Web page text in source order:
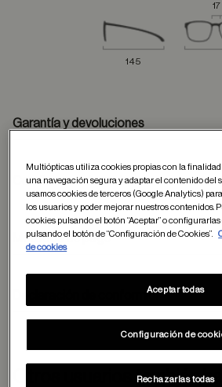
17
145
Garantía y devoluciones
de contacto
Condiciones de envío
Métodos de pago
Declaración de conformidad
Otros usuarios también
Multiópticas utiliza cookies propias con la
una navegación segura y adaptar el contenido del
usamos cookies de terceros (Google Analytics)
los usuarios y poder mejorar nuestros contenidos.
cookies pulsando el botón “Aceptar” o
pulsando el botón de “Configuración de Cookies”.
de cookies
Configuración de
Rechazarlas todas
Aceptar todas